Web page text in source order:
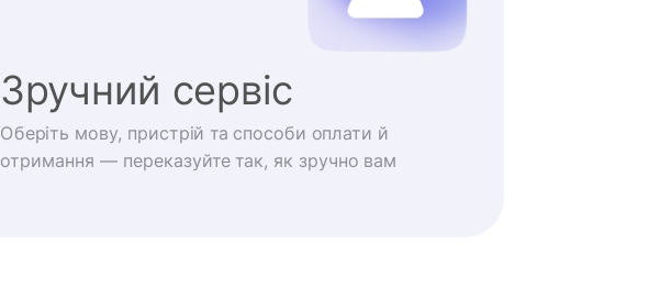
Зручний сервіс
Оберіть мову, пристрій та способи оплати й
отримання — переказуйте так, як зручно вам